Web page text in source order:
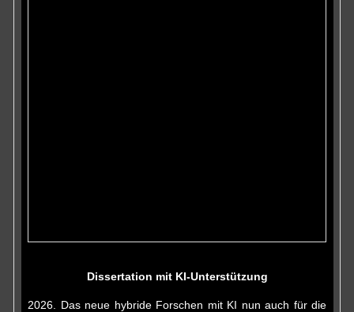
Dissertation mit KI-Unterstützung
2026. Das neue hybride Forschen mit KI nun auch für die